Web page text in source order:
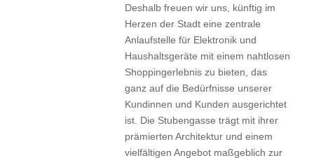
Deshalb freuen wir uns, künftig im
Herzen der Stadt eine zentrale
Anlaufstelle für Elektronik und
Haushaltsgeräte mit einem nahtlosen
Shoppingerlebnis zu bieten, das
ganz auf die Bedürfnisse unserer
Kundinnen und Kunden ausgerichtet
ist. Die Stubengasse trägt mit ihrer
prämierten Architektur und einem
vielfältigen Angebot maßgeblich zur